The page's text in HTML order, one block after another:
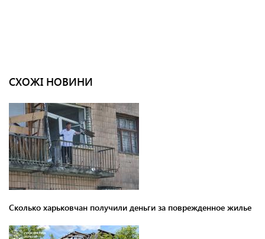
СХОЖІ НОВИНИ
Сколько харьковчан получили деньги за поврежденное жилье